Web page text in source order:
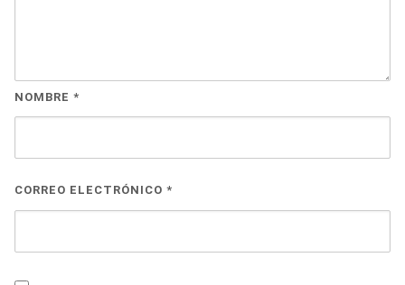
NOMBRE *
CORREO ELECTRÓNICO *